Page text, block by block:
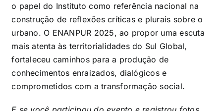
o papel do Instituto como referência nacional na
construção de reflexões críticas e plurais sobre o
urbano. O ENANPUR 2025, ao propor uma escuta
mais atenta às territorialidades do Sul Global,
fortaleceu caminhos para a produção de
conhecimentos enraizados, dialógicos e
comprometidos com a transformação social.